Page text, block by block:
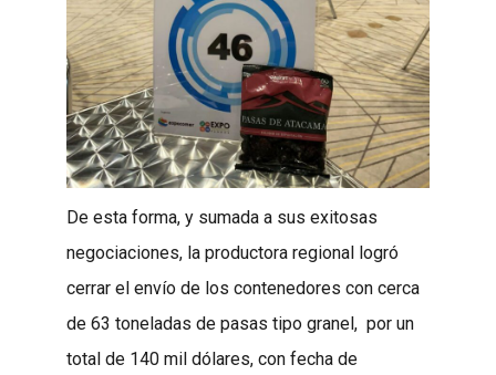
De esta forma, y sumada a sus exitosas
negociaciones, la productora regional logró
cerrar el envío de los contenedores con cerca
de 63 toneladas de pasas tipo granel, por un
total de 140 mil dólares, con fecha de